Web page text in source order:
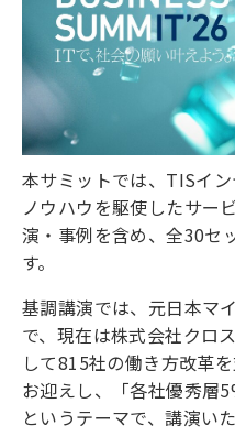
本サミットでは、TISイ
ノウハウを駆使したサー
演・事例を含め、全30セ
す。
基調講演では、元日本マ
で、現在は株式会社クロ
して815社の働き方改革
お迎えし、「各社優秀層
というテーマで、講演いた